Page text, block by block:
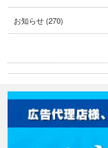
お知らせ (270)